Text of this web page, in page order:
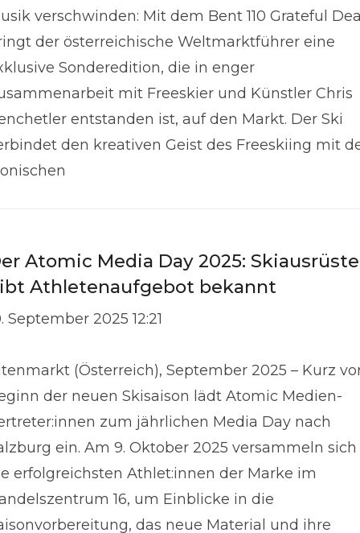
verschwinden: Mit dem Bent 110 Grateful
der österreichische Weltmarktführer eine
Sonderedition, die in enger
mit Freeskier und Künstler Chris
entstanden ist, auf den Markt. Der Ski
den kreativen Geist des Freeskiing mit
Atomic Media Day 2025:
Athletenaufgebot bekannt
September 2025 12:21
(Österreich), September 2025 – Kurz
der neuen Skisaison lädt Atomic Medien-
zum jährlichen Media Day nach
ein. Am 9. Oktober 2025 versammeln sich
erfolgreichsten Athlet:innen der Marke im
16, um Einblicke in die
das neue Material und ihre